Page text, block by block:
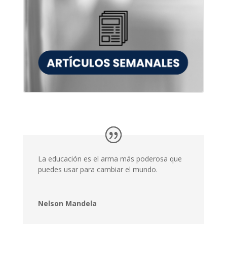
La educación es el arma más poderosa que
puedes usar para cambiar el mundo.
Nelson Mandela